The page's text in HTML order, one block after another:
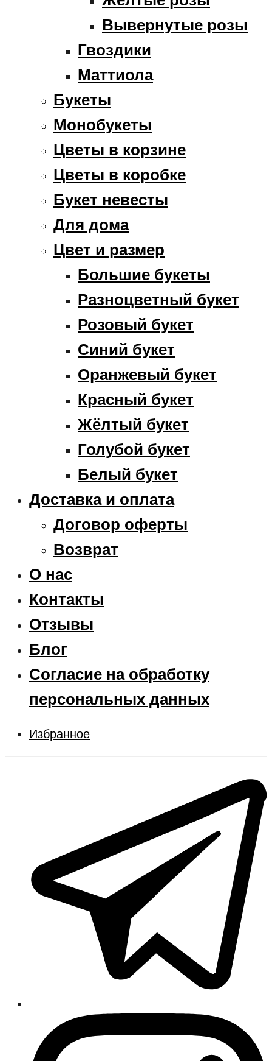
Вывернутые розы
Гвоздики
Маттиола
Букеты
Монобукеты
Цветы в корзине
Цветы в коробке
Букет невесты
Для дома
Цвет и размер
Большие букеты
Разноцветный букет
Розовый букет
Синий букет
Оранжевый букет
Красный букет
Жёлтый букет
Голубой букет
Белый букет
Доставка и оплата
Договор оферты
Возврат
О нас
Контакты
Отзывы
Блог
Согласие на обработку
персональных данных
Избранное